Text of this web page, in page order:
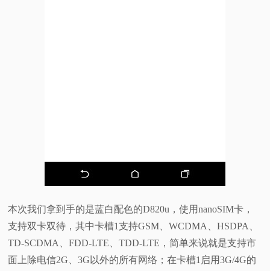
本次我们拿到手的是蓝白配色的D820u，使用nanoSIM卡，
支持双卡双待，其中卡槽1支持GSM、WCDMA、HSDPA、
TD-SCDMA、FDD-LTE、TDD-LTE，简单来说就是支持市
面上除电信2G、3G以外的所有网络；在卡槽1启用3G/4G的